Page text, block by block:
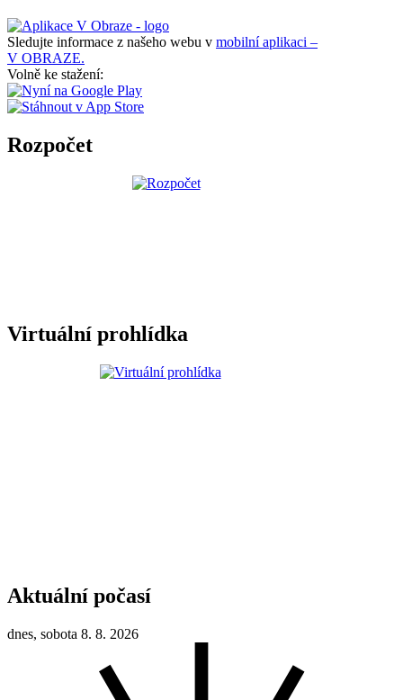
Sledujte informace z našeho webu v mobilní aplikaci –
V OBRAZE.
Volně ke stažení:
Rozpočet
Virtuální prohlídka
Aktuální počasí
dnes, sobota 8. 8. 2026